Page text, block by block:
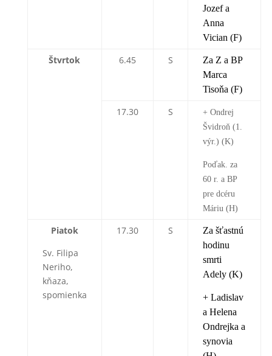
Jozef a
Anna
Vician (F)
Štvrtok 6.45 S
Za Z a BP
Marca
Tisoňa (F)
17.30 S
+ Ondrej
Švidroň (1.
výr.) (K)
Poďak. za
60 r. a BP
pre dcéru
Máriu (H)
Piatok
Sv. Filipa
Neriho,
kňaza,
spomienka
17.30 S
Za šťastnú
hodinu
smrti
Adely (K)
+ Ladislav
a Helena
Ondrejka a
synovia